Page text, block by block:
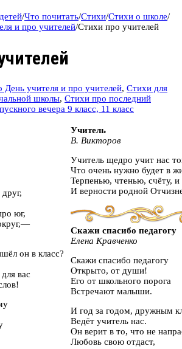
/Что почитать/Стихи/Стихи о школе/
и про учителей/Стихи про учителей
День учителя и про учителей, Стихи для
школы, Стихи про последний
вечера 9 класс, 11 класс
юг,
он в класс?
вас
Учитель
В. Викторов
Учитель щедро учит нас
Что очень нужно будет в
Терпенью, чтенью, счёту, и
И верности родной
Скажи спасибо педагогу
Елена Кравченко
Скажи спасибо педагогу
Открыто, от души!
Его от школьного порога
Встречают малыши.
И год за годом, дружным
Ведёт учитель нас.
Он верит в то, что не
Любовь свою отдаст,